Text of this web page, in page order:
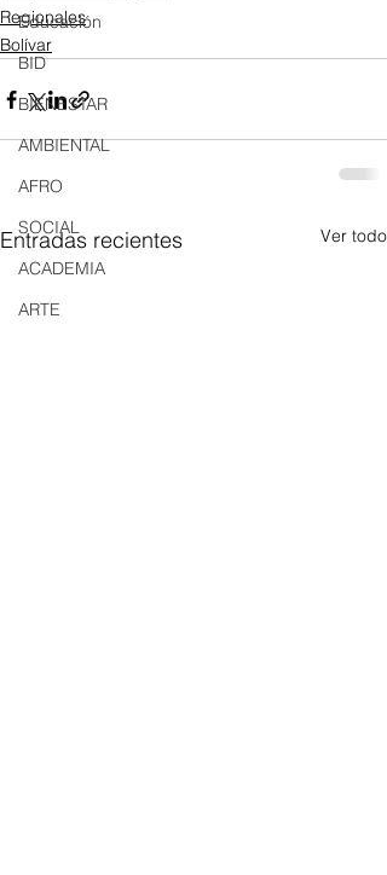
Educación
BID
BIENESTAR
AMBIENTAL
AFRO
SOCIAL
ACADEMIA
ARTE
Regionales
Bolívar
Entradas recientes Ver todo